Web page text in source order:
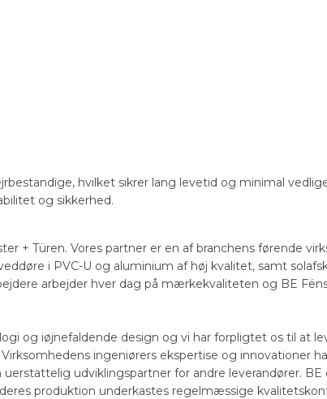
hvilket sikrer lang levetid og minimal
og sikkerhed.
+ Türen. Vores partner er en af branchens førende
i PVC-U og aluminium af høj kvalitet, samt
arbejder hver dag på mærkekvaliteten og BE
og iøjnefaldende design og vi har forpligtet os til at
ingeniørers ekspertise og innovationer
udviklingspartner for andre leverandører. BE
produktion underkastes regelmæssige